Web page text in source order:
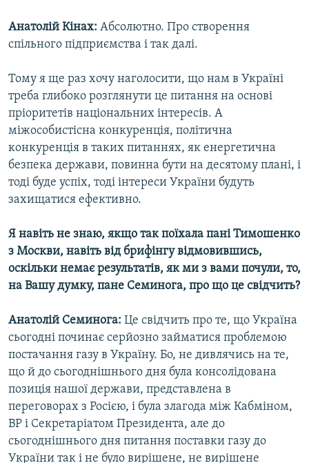
Анатолій Кінах: Абсолютно. Про створення
спільного підприємства і так далі.
Тому я ще раз хочу наголосити, що нам в Україні
треба глибоко розглянути це питання на основі
пріоритетів національних інтересів. А
міжособистісна конкуренція, політична
конкуренція в таких питаннях, як енергетична
безпека держави, повинна бути на десятому плані, і
тоді буде успіх, тоді інтереси України будуть
захищатися ефективно.
Я навіть не знаю, якщо так поїхала пані Тимошенко
з Москви, навіть від брифінгу відмовившись,
оскільки немає результатів, як ми з вами почули, то,
на Вашу думку, пане Семинога, про що це свідчить?
Анатолій Семинога: Це свідчить про те, що Україна
сьогодні починає серйозно займатися проблемою
постачання газу в Україну. Бо, не дивлячись на те,
що й до сьогоднішнього дня була консолідована
позиція нашої держави, представлена в
переговорах з Росією, і була злагода між Кабміном,
ВР і Секретаріатом Президента, але до
сьогоднішнього дня питання поставки газу до
України так і не було вирішене, не вирішене